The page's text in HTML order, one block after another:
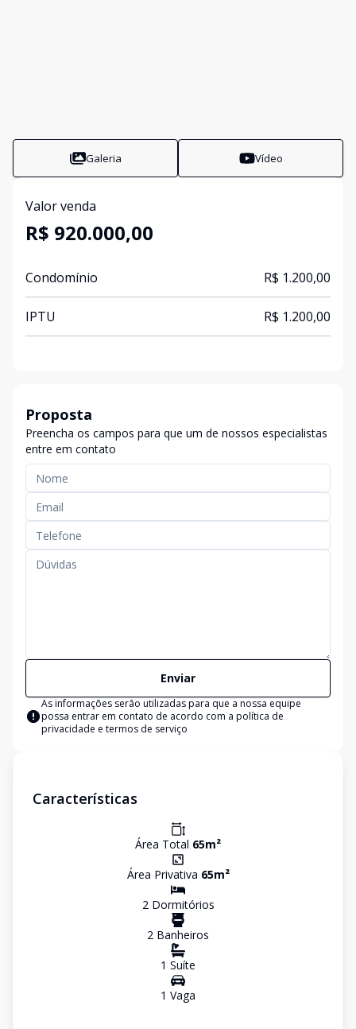
Galeria Vídeo
Valor venda
R$ 920.000,00
Condomínio R$ 1.200,00
IPTU R$ 1.200,00
Proposta
Preencha os campos para que um de nossos especialistas
entre em contato
Enviar
As informações serão utilizadas para que a nossa equipe
possa entrar em contato de acordo com a política de
privacidade e termos de serviço
Características
Área Total 65m²
Área Privativa 65m²
2Dormitórios
2 Banheiros
1 Suíte
1 Vaga